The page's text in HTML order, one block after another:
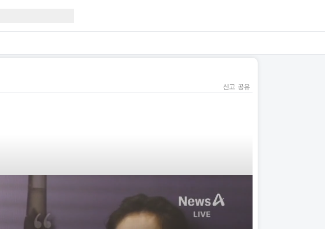
신고 공유